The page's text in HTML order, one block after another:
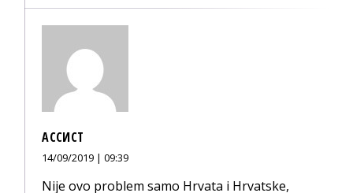
АССИСТ
14/09/2019 | 09:39
Nije ovo problem samo Hrvata i Hrvatske,